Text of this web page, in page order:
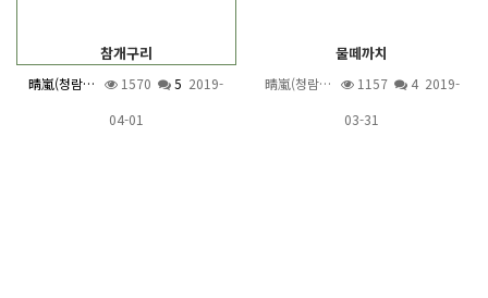
참개구리
晴嵐(청람… 1570 5 2019-
04-01
물떼까치
晴嵐(청람… 1157 42019-
03-31